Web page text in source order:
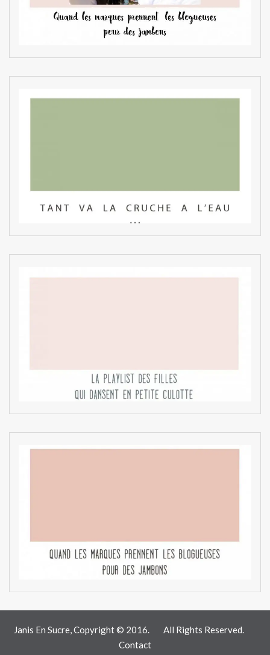
Janis En Sucre, Copyright © 2016.
All Rights Reserved.
Contact